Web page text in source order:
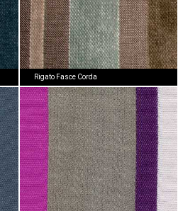
Rigato Fasce Corda